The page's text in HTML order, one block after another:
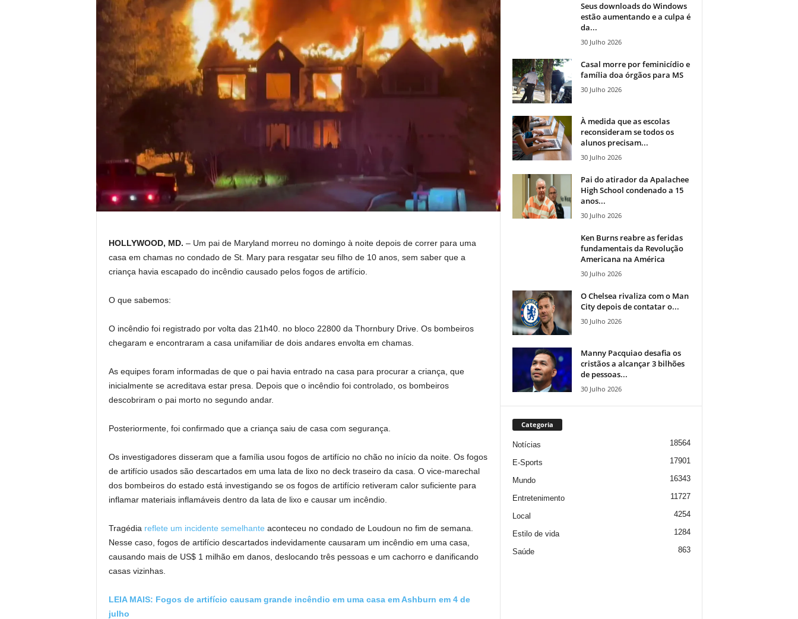
HOLLYWOOD, MD. – Um pai de Maryland morreu no domingo à noite depois de correr para uma
casa em chamas no condado de St. Mary para resgatar seu filho de 10 anos, sem saber que a
criança havia escapado do incêndio causado pelos fogos de artifício.
O que sabemos:
O incêndio foi registrado por volta das 21h40. no bloco 22800 da Thornbury Drive. Os bombeiros
chegaram e encontraram a casa unifamiliar de dois andares envolta em chamas.
As equipes foram informadas de que o pai havia entrado na casa para procurar a criança, que
inicialmente se acreditava estar presa. Depois que o incêndio foi controlado, os bombeiros
descobriram o pai morto no segundo andar.
Posteriormente, foi confirmado que a criança saiu de casa com segurança.
Os investigadores disseram que a família usou fogos de artifício no chão no início da noite. Os fogos
de artifício usados ​​são descartados em uma lata de lixo no deck traseiro da casa. O vice-marechal
dos bombeiros do estado está investigando se os fogos de artifício retiveram calor suficiente para
inflamar materiais inflamáveis ​​​​dentro da lata de lixo e causar um incêndio.
Tragédia reflete um incidente semelhante aconteceu no condado de Loudoun no fim de semana.
Nesse caso, fogos de artifício descartados indevidamente causaram um incêndio em uma casa,
causando mais de US$ 1 milhão em danos, deslocando três pessoas e um cachorro e danificando
casas vizinhas.
LEIA MAIS: Fogos de artifício causam grande incêndio em uma casa em Ashburn em 4 de
julho
Seus downloads do Windows
estão aumentando e a culpa é
da...
30 Julho 2026
Casal morre por feminicídio e
família doa órgãos para MS
30 Julho 2026
À medida que as escolas
reconsideram se todos os
alunos precisam...
30 Julho 2026
Pai do atirador da Apalachee
High School condenado a 15
anos...
30 Julho 2026
Ken Burns reabre as feridas
fundamentais da Revolução
Americana na América
30 Julho 2026
O Chelsea rivaliza com o Man
City depois de contatar o...
30 Julho 2026
Manny Pacquiao desafia os
cristãos a alcançar 3 bilhões
de pessoas...
30 Julho 2026
Categoria
Notícias 18564
E-Sports 17901
Mundo 16343
Entretenimento 11727
Local 4254
Estilo de vida 1284
Saúde 863